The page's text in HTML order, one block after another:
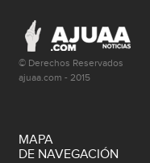
© Derechos Reservados
ajuaa.com - 2015
MAPA
DE NAVEGACIÓN